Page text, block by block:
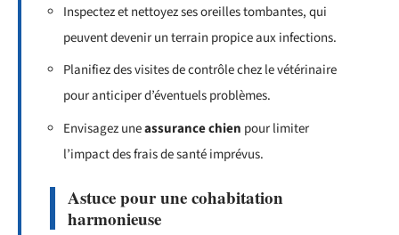
Inspectez et nettoyez ses oreilles tombantes, qui
peuvent devenir un terrain propice aux infections.
Planifiez des visites de contrôle chez le vétérinaire
pour anticiper d’éventuels problèmes.
Envisagez uneassurance chien pour limiter
l’impact des frais de santé imprévus.
Astuce pour une cohabitation
harmonieuse